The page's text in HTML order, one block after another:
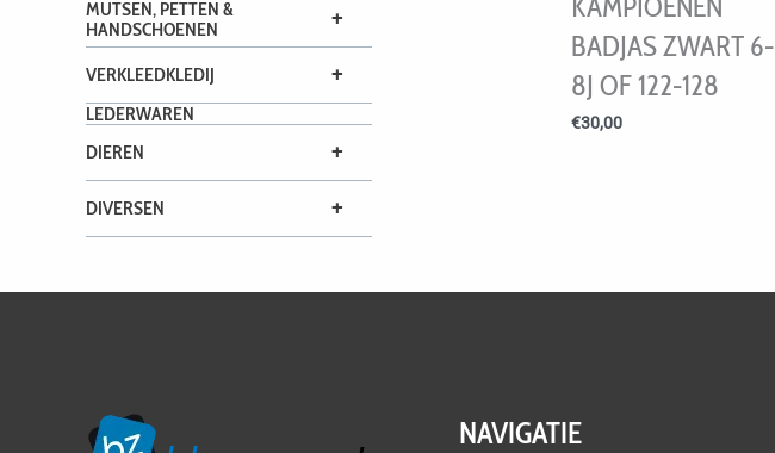
MUTSEN, PETTEN &
HANDSCHOENEN
+
VERKLEEDKLEDIJ
+
LEDERWAREN
DIEREN
+
DIVERSEN +
BADJAS ZWART 6-
8J OF 122-128
€30,00
NAVIGATIE